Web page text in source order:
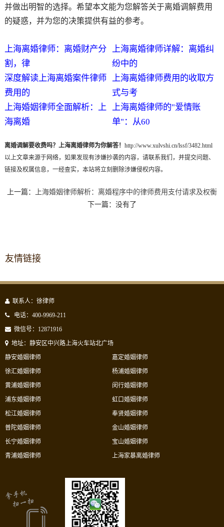
并做出明智的选择。希望本文能为您解答关于离婚调解费用
的疑惑，并为您的决策提供有益的参考。
上海离婚律师：离婚财产分
割，律
上海离婚律师详解：离婚纠
纷中的
深度解读上海离婚案件律师
费用的
上海离婚律师费用的收取方
式与考
上海婚姻律师全面解析：上
海离婚
上海离婚律师的"爱情账
单"：从60
离婚调解要收费吗？上海离婚律师为你解答！ http://www.xulvshi.cn/lssf/3482.html
以上文章来源于网络，如果发现有涉嫌抄袭的内容，请联系我们，并提交问题、
链接及权属信息，一经查实，本站将立刻删除涉嫌侵权内容。
上一篇：
上海婚姻律师解析：离婚程序中的律师费用支付请求及权衡
下一篇：没有了
友情链接
联系人：徐律师
电话：400-9969-211
微信号：12871916
地址：静安区中兴路上海火车站北广场
静安婚姻律师
徐汇婚姻律师
黄浦婚姻律师
浦东婚姻律师
嘉定婚姻律师
杨浦婚姻律师
闵行婚姻律师
虹口婚姻律师
松江婚姻律师
普陀婚姻律师
长宁婚姻律师
青浦婚姻律师
奉贤婚姻律师
金山婚姻律师
宝山婚姻律师
上海家暴离婚律师